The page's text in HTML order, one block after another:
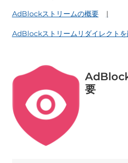
AdBlockストリームの概要
AdBlockストリームリダイレクトを
要